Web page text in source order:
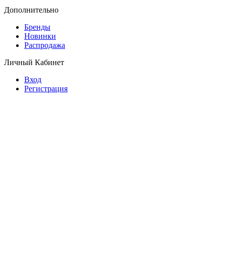
Дополнительно
Бренды
Новинки
Распродажа
Личный Кабинет
Вход
Регистрация